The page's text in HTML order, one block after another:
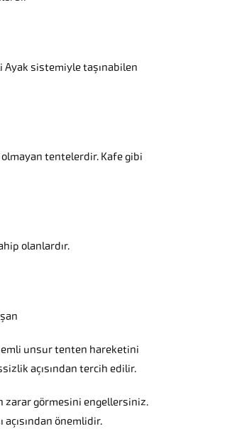
Ayak sistemiyle taşınabilen
tentelerdir. Kafe gibi
olanlardır.
unsur tenten hareketini
açısından tercih edilir.
zarar görmesini engellersiniz.
önemlidir.